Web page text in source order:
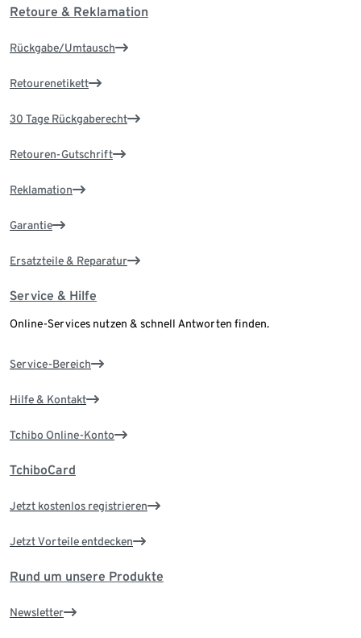
Retoure & Reklamation
Rückgabe/Umtausch
Retourenetikett
30 Tage Rückgaberecht
Retouren-Gutschrift
Reklamation
Garantie
Ersatzteile & Reparatur
Service & Hilfe
Online-Services nutzen & schnell Antworten finden.
Service-Bereich
Hilfe & Kontakt
Tchibo Online-Konto
TchiboCard
Jetzt kostenlos registrieren
Jetzt Vorteile entdecken
Rund um unsere Produkte
Newsletter